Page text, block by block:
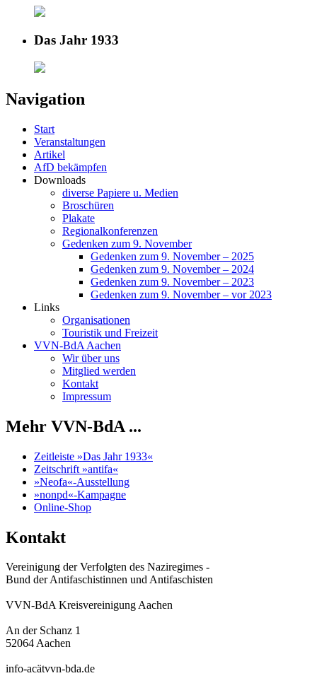
Das Jahr 1933
Navigation
Start
Veranstaltungen
Artikel
AfD bekämpfen
Downloads
diverse Papiere u. Medien
Broschüren
Plakate
Regionalkonferenzen
Gedenken zum 9. November
Gedenken zum 9. November – 2025
Gedenken zum 9. November – 2024
Gedenken zum 9. November – 2023
Gedenken zum 9. November – vor 2023
Links
Organisationen
Touristik und Freizeit
VVN-BdA Aachen
Wir über uns
Mitglied werden
Kontakt
Impressum
Mehr VVN-BdA ...
Zeitleiste »Das Jahr 1933«
Zeitschrift »antifa«
»Neofa«-Ausstellung
»nonpd«-Kampagne
Online-Shop
Kontakt
Vereinigung der Verfolgten des Naziregimes -
Bund der Antifaschistinnen und Antifaschisten
VVN-BdA Kreisvereinigung Aachen
An der Schanz 1
52064 Aachen
info-acätvvn-bda.de